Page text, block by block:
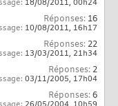
18/08/2011, 00h24
Réponses: 16
10/08/2011, 16h17
Réponses: 22
13/03/2011, 21h34
Réponses: 2
03/11/2005, 17h04
Réponses:6